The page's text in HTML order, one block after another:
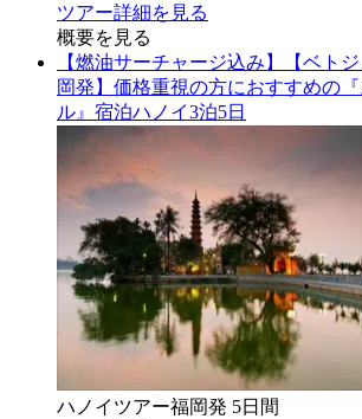
ツアー詳細を見る
概要を見る
【燃油サーチャージ込み】【ベト
岡発】価格重視の方におすすめの
ル』宿泊ハノイ3泊5日
ハノイ ツアー福岡発 5日間